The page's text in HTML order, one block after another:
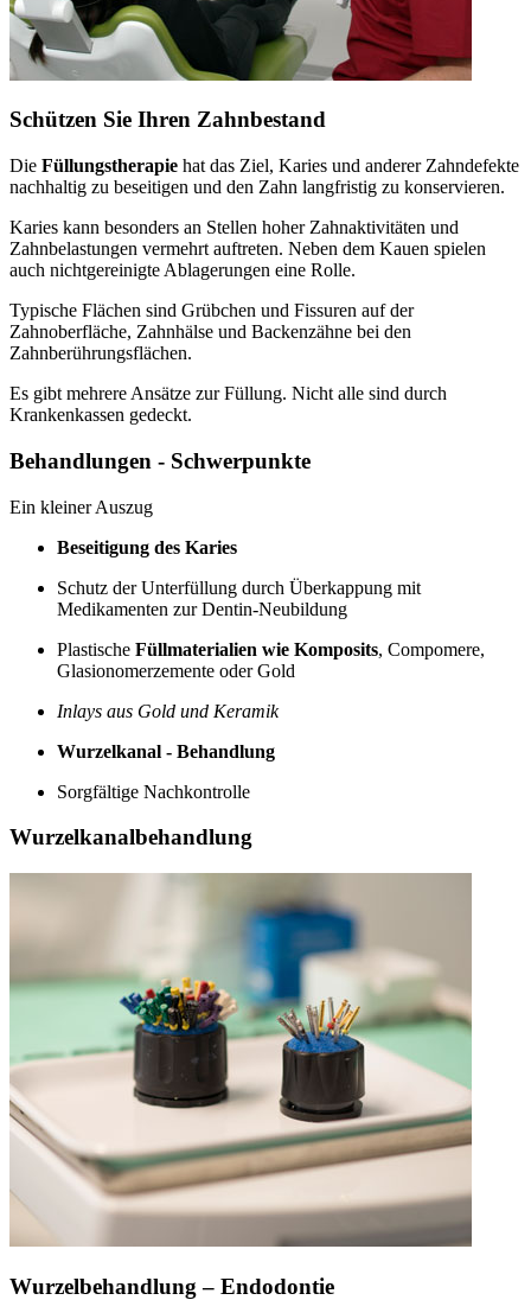
Schützen Sie Ihren Zahnbestand
Die Füllungstherapie hat das Ziel, Karies und anderer Zahndefekte
nachhaltig zu beseitigen und den Zahn langfristig zu konservieren.
Karies kann besonders an Stellen hoher Zahnaktivitäten und
Zahnbelastungen vermehrt auftreten. Neben dem Kauen spielen
auch nichtgereinigte Ablagerungen eine Rolle.
Typische Flächen sind Grübchen und Fissuren auf der
Zahnoberfläche, Zahnhälse und Backenzähne bei den
Zahnberührungsflächen.
Es gibt mehrere Ansätze zur Füllung. Nicht alle sind durch
Krankenkassen gedeckt.
Behandlungen - Schwerpunkte
Ein kleiner Auszug
Beseitigung des Karies
Schutz der Unterfüllung durch Überkappung mit
Medikamenten zur Dentin-Neubildung
Plastische Füllmaterialien wie Komposits, Compomere,
Glasionomerzemente oder Gold
Inlays aus Gold und Keramik
Wurzelkanal - Behandlung
Sorgfältige Nachkontrolle
Wurzelkanalbehandlung
Wurzelbehandlung – Endodontie